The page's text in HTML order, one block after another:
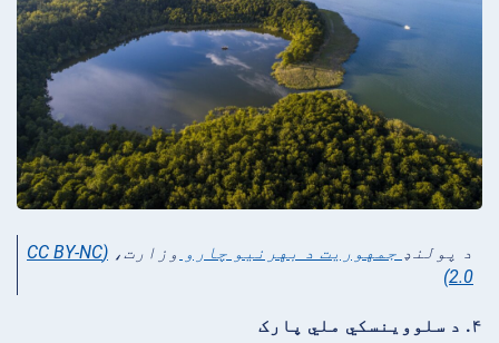
د پولنډ جمهوریت د بهرنیو چارو وزارت،
(CC BY-NC
2.0)
۴. د سلووینسکي ملي پارک